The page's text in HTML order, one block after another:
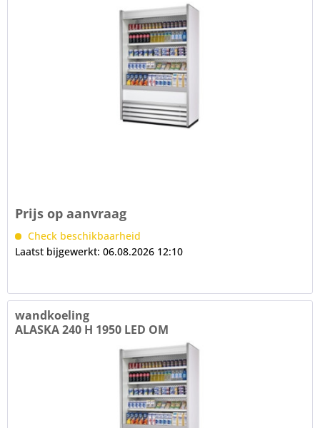
Prijs op aanvraag
Check beschikbaarheid
Laatst bijgewerkt: 06.08.2026 12:10
wandkoeling
ALASKA 240 H 1950 LED OM